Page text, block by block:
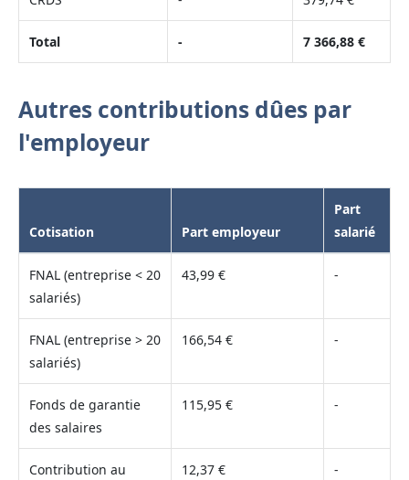
Total - 7 366,88 €
Autres contributions dûes par
l'employeur
Cotisation Part employeur
Part
salarié
FNAL (entreprise < 20
salariés)
43,99 € -
FNAL (entreprise > 20
salariés)
166,54 € -
Fonds de garantie
des salaires
115,95 € -
Contribution au
12,37 € -